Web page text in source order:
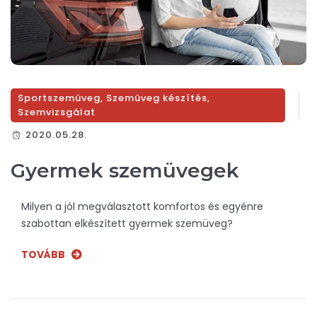
Sportszemüveg, Szemüveg készítés,
Szemvizsgálat
2020.05.28.
Gyermek szemüvegek
Milyen a jól megválasztott komfortos és egyénre
szabottan elkészített gyermek szemüveg?
TOVÁBB